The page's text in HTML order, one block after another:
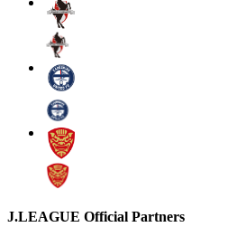
J.LEAGUE Official Partners